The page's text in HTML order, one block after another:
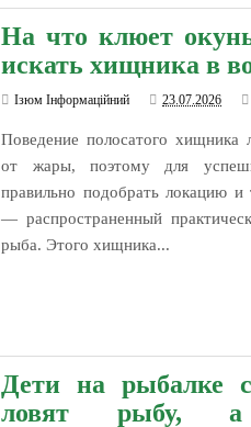
На что клюет
искать хищника в
Ізюм Інформаційний 23.07.2026
Поведение полосатого хищника
от жары, поэтому для
правильно подобрать локацию
— распространенный
рыба. Этого хищника...
Дети на рыбалке
ловят рыбу, а